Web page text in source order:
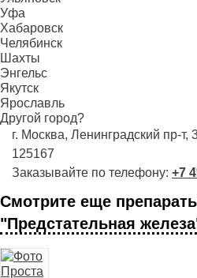
Уфа
Хабаровск
Челябинск
Шахты
Энгельс
Якутск
Ярославль
Другой город?
г. Москва, Ленинградский пр-т,
125167
Заказывайте по телефону: +7
Смотрите еще
"Предстательная